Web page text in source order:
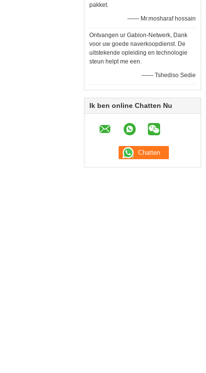
pakket.
—— Mr.mosharaf hossain
Ontvangen ur Gabion-Netwerk, Dank
voor uw goede naverkoopdienst. De
uitstekende opleiding en technologie
steun helpt me een.
—— Tshediso Sedie
Ik ben online Chatten Nu